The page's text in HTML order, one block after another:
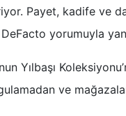
Payet, kadife ve
yorumuyla
Yılbaşı
ve